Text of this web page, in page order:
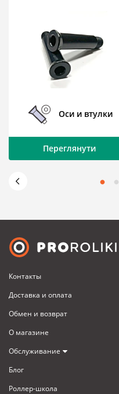
Оси и втулки
Переглянути
Контакты
Доставка и оплата
Обмен и возврат
О магазине
Обслуживание
Блог
Роллер-школа